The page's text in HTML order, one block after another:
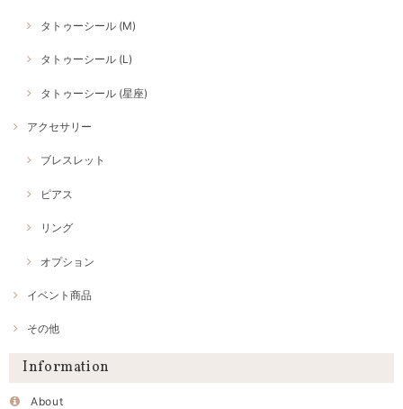
タトゥーシール (M)
タトゥーシール (L)
タトゥーシール (星座)
アクセサリー
ブレスレット
ピアス
リング
オプション
イベント商品
その他
Information
About